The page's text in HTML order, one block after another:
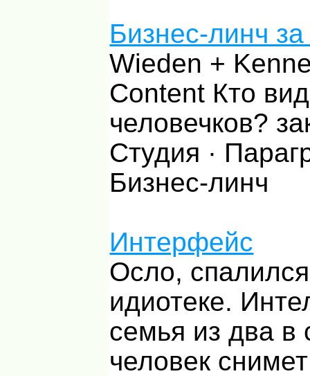
Бизнес-линч
Wieden +
Content Кто
человечков?
Студия ·
Бизнес-линч
Интерфейс
Осло,
идиотеке.
семья из два в
человек